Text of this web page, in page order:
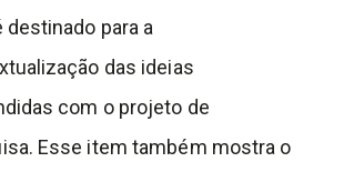
destinado para a
das ideias
com o projeto de
Esse item também mostra o